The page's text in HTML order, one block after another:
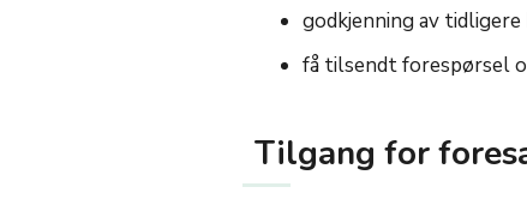
godkjenning av
få tilsendt forespørsel
Tilgang for